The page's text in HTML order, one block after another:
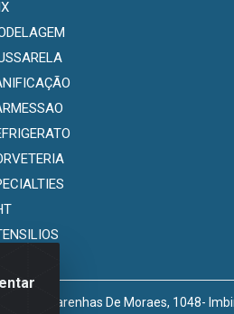
Mascarenhas De Moraes, 1048-